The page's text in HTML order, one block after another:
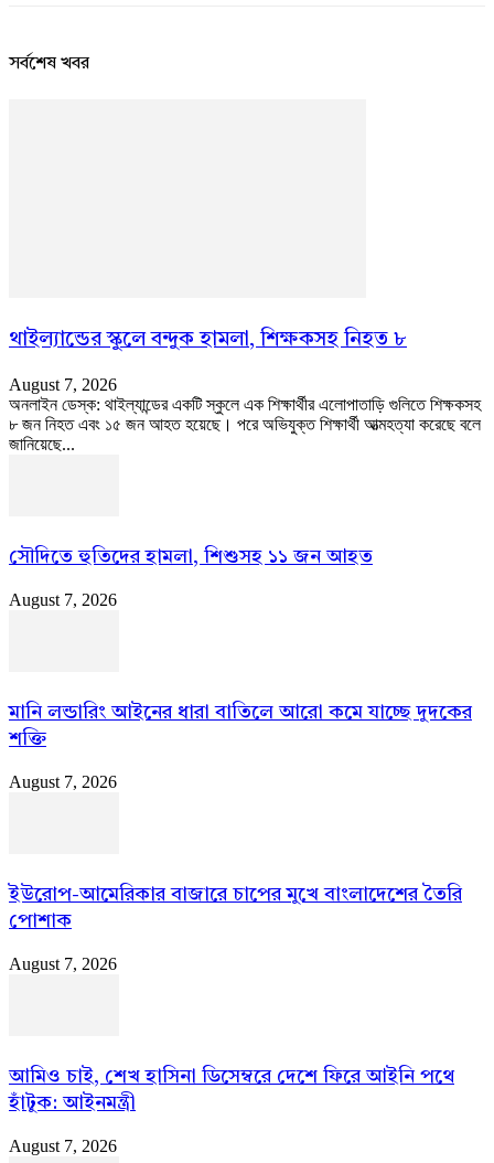
সর্বশেষ খবর
থাইল্যান্ডের স্কুলে বন্দুক হামলা, শিক্ষকসহ নিহত ৮
August 7, 2026
অনলাইন ডেস্ক: থাইল্যান্ডের একটি স্কুলে এক শিক্ষার্থীর এলোপাতাড়ি গুলিতে শিক্ষকসহ
৮ জন নিহত এবং ১৫ জন আহত হয়েছে। পরে অভিযুক্ত শিক্ষার্থী আত্মহত্যা করেছে বলে
জানিয়েছে...
সৌদিতে হুতিদের হামলা, শিশুসহ ১১ জন আহত
August 7, 2026
মানি লন্ডারিং আইনের ধারা বাতিলে আরো কমে যাচ্ছে দুদকের
শক্তি
August 7, 2026
ইউরোপ-আমেরিকার বাজারে চাপের মুখে বাংলাদেশের তৈরি
পোশাক
August 7, 2026
আমিও চাই, শেখ হাসিনা ডিসেম্বরে দেশে ফিরে আইনি পথে
হাঁটুক: আইনমন্ত্রী
August 7, 2026